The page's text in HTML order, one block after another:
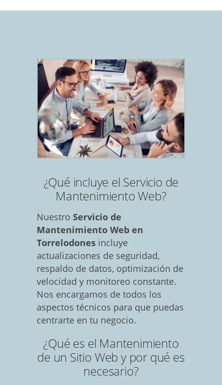
¿Qué incluye el Servicio de
Mantenimiento Web?
Nuestro Servicio de
Mantenimiento Web en
Torrelodones incluye
actualizaciones de seguridad,
respaldo de datos, optimización de
velocidad y monitoreo constante.
Nos encargamos de todos los
aspectos técnicos para que puedas
centrarte en tu negocio.
¿Qué es el Mantenimiento
de un Sitio Web y por qué es
necesario?